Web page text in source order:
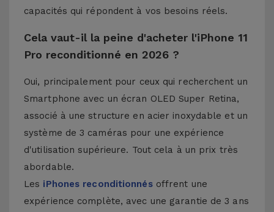
capacités qui répondent à vos besoins réels.
Cela vaut-il la peine d'acheter l'iPhone 11
Pro reconditionné en 2026 ?
Oui, principalement pour ceux qui recherchent un
Smartphone avec un écran OLED Super Retina,
associé à une structure en acier inoxydable et un
système de 3 caméras pour une expérience
d'utilisation supérieure. Tout cela à un prix très
abordable.
Les iPhones reconditionnésoffrent une
expérience complète, avec une garantie de 3 ans